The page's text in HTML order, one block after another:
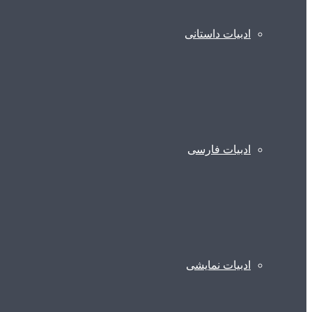
ادبیات داستانی
ادبیات فارسی
ادبیات نمایشی